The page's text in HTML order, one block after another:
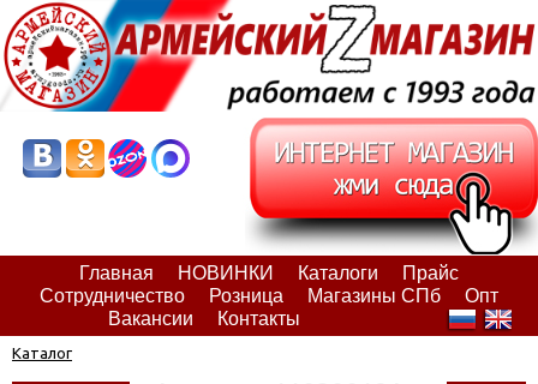
Главная НОВИНКИ Каталоги
Прайс
Сотрудничество
Розница Магазины СПб
Опт
Вакансии
Контакты
Каталог